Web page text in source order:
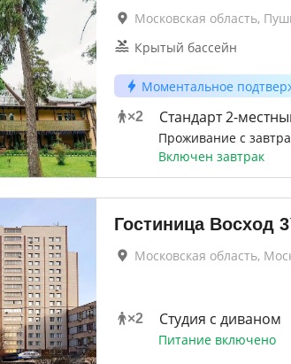
Московская область,
Крытый бассейн
Моментальное
×2 Стандарт 2-
Проживание с
Включен завтрак
Гостиница Восход 3
Московская область,
×2 Студия с диваном
Питание включено